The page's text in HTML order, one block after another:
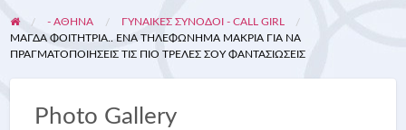
- ΑΘΗΝΑ
ΓΥΝΑΊΚΕΣ ΣΥΝΟΔΟΊ - CALL GIRL
ΜΆΓΔΑ ΦΟΙΤΉΤΡΙΑ.. ΈΝΑ ΤΗΛΕΦΏΝΗΜΑ ΜΑΚΡΙΆ ΓΙΑ ΝΑ
ΠΡΑΓΜΑΤΟΠΟΙΉΣΕΙΣ ΤΙΣ ΠΙΟ ΤΡΕΛΈΣ ΣΟΥ ΦΑΝΤΑΣΙΏΣΕΙΣ
Photo Gallery